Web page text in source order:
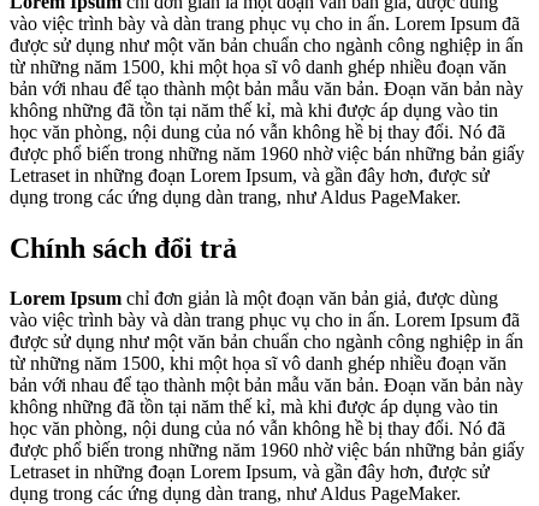
vào việc trình bày và dàn trang phục vụ cho in ấn. Lorem Ipsum đã
được sử dụng như một văn bản chuẩn cho ngành công nghiệp in ấn
từ những năm 1500, khi một họa sĩ vô danh ghép nhiều đoạn văn
bản với nhau để tạo thành một bản mẫu văn bản. Đoạn văn bản này
không những đã tồn tại năm thế kỉ, mà khi được áp dụng vào tin
học văn phòng, nội dung của nó vẫn không hề bị thay đổi. Nó đã
được phổ biến trong những năm 1960 nhờ việc bán những bản giấy
Letraset in những đoạn Lorem Ipsum, và gần đây hơn, được sử
dụng trong các ứng dụng dàn trang, như Aldus PageMaker.
Chính sách đổi trả
Lorem Ipsum chỉ đơn giản là một đoạn văn bản giả, được dùng
vào việc trình bày và dàn trang phục vụ cho in ấn. Lorem Ipsum đã
được sử dụng như một văn bản chuẩn cho ngành công nghiệp in ấn
từ những năm 1500, khi một họa sĩ vô danh ghép nhiều đoạn văn
bản với nhau để tạo thành một bản mẫu văn bản. Đoạn văn bản này
không những đã tồn tại năm thế kỉ, mà khi được áp dụng vào tin
học văn phòng, nội dung của nó vẫn không hề bị thay đổi. Nó đã
được phổ biến trong những năm 1960 nhờ việc bán những bản giấy
Letraset in những đoạn Lorem Ipsum, và gần đây hơn, được sử
dụng trong các ứng dụng dàn trang, như Aldus PageMaker.